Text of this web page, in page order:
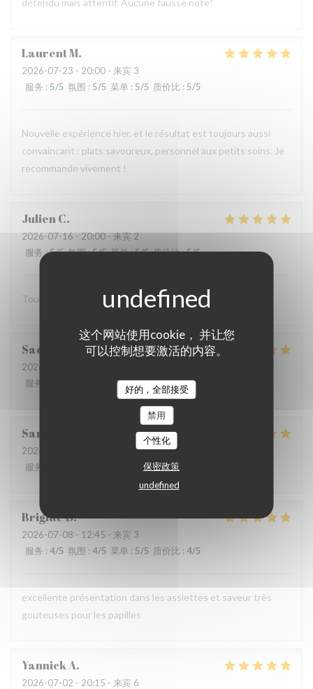
这个网站使用cookie， 并让您
可以控制想要激活的内容。
好的，全部接受
禁用
个性化
保密政策
undefined
détendu mais attentif. Aucune fausse note!
LaurentM
2026-07-23 - 20:00 - 来宾 3
服务 : 5/5 氛围 : 5/5 菜单 :5/5 质价比 : 5/5
Nouvelle expérience hier, et le résultat est toujours aussi
convaincant : plats savoureux, personnel aux petits soins. Je
recommande vivement !
JulienC
2026-07-16- 20:00 - 来宾 2
服务:5/5 氛围:5/5 菜单:5/5 质价比:5/5
Tout est excellent Beaucoup de goût et de saveur
Sacha
2026-07-15
服务
菜单:5/5 质价比:5/5
Sandrine
2026-07-09
- 12:30 - 来宾 6
服务
/5 质价比
BrigitteD
2026-07-08 - 12:45 - 来宾 3
服务 : 4/5 氛围 : 4/5 菜单 : 5/5 质价比 : 4/5
excellente présentation dans les assiettes et saveur très
gouteuses pour les papilles
YannickA
2026-07-02 - 20:15 - 来宾 6